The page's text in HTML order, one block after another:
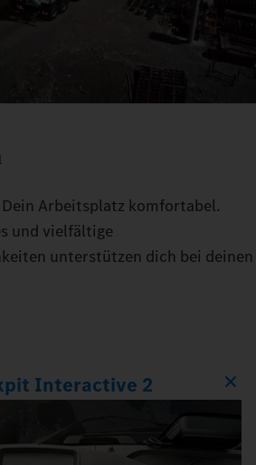
Arbeitsplatz komfortabel.
und vielfältige
unterstützen dich bei deinen
Interactive 2